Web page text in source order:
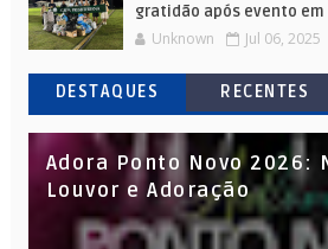
gratidão após evento em
Unknown Jul 06, 2025
DESTAQUES RECENTES
Adora Ponto Novo 2026:
Louvor e Adoração